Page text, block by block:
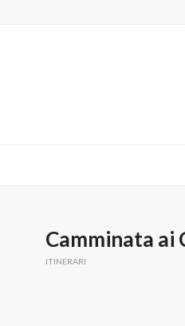
Camminata ai
ITINERARI